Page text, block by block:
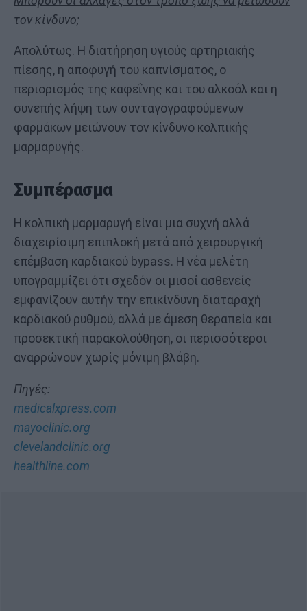
τον κίνδυνο;
Απολύτως. Η διατήρηση υγιούς αρτηριακής
πίεσης, η αποφυγή του καπνίσματος, ο
περιορισμός της καφεΐνης και του αλκοόλ και η
συνεπής λήψη των συνταγογραφούμενων
φαρμάκων μειώνουν τον κίνδυνο κολπικής
μαρμαρυγής.
Συμπέρασμα
Η κολπική μαρμαρυγή είναι μια συχνή αλλά
διαχειρίσιμη επιπλοκή μετά από χειρουργική
επέμβαση καρδιακού bypass. Η νέα μελέτη
υπογραμμίζει ότι σχεδόν οι μισοί ασθενείς
εμφανίζουν αυτήν την επικίνδυνη διαταραχή
καρδιακού ρυθμού, αλλά με άμεση θεραπεία και
προσεκτική παρακολούθηση, οι περισσότεροι
αναρρώνουν χωρίς μόνιμη βλάβη.
Πηγές:
medicalxpress.com
mayoclinic.org
clevelandclinic.org
healthline.com